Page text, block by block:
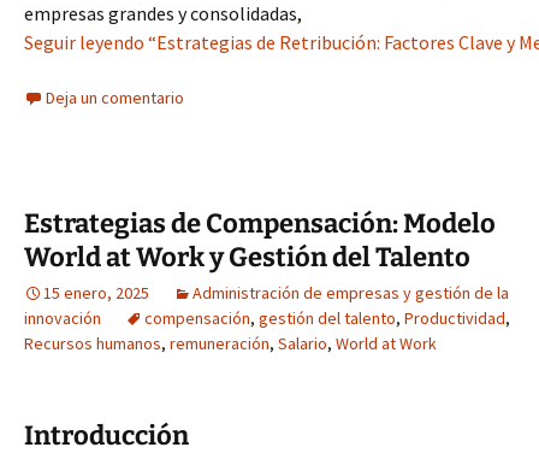
empresas grandes y consolidadas,
Seguir leyendo “Estrategias de Retribución: Factores Clave y
Deja un comentario
Estrategias de Compensación: Modelo
World at Work y Gestión del Talento
15 enero, 2025
Administración de empresas y gestión de la
innovación
compensación, gestión del talento, Productividad,
Recursos humanos, remuneración, Salario, World at Work
Introducción